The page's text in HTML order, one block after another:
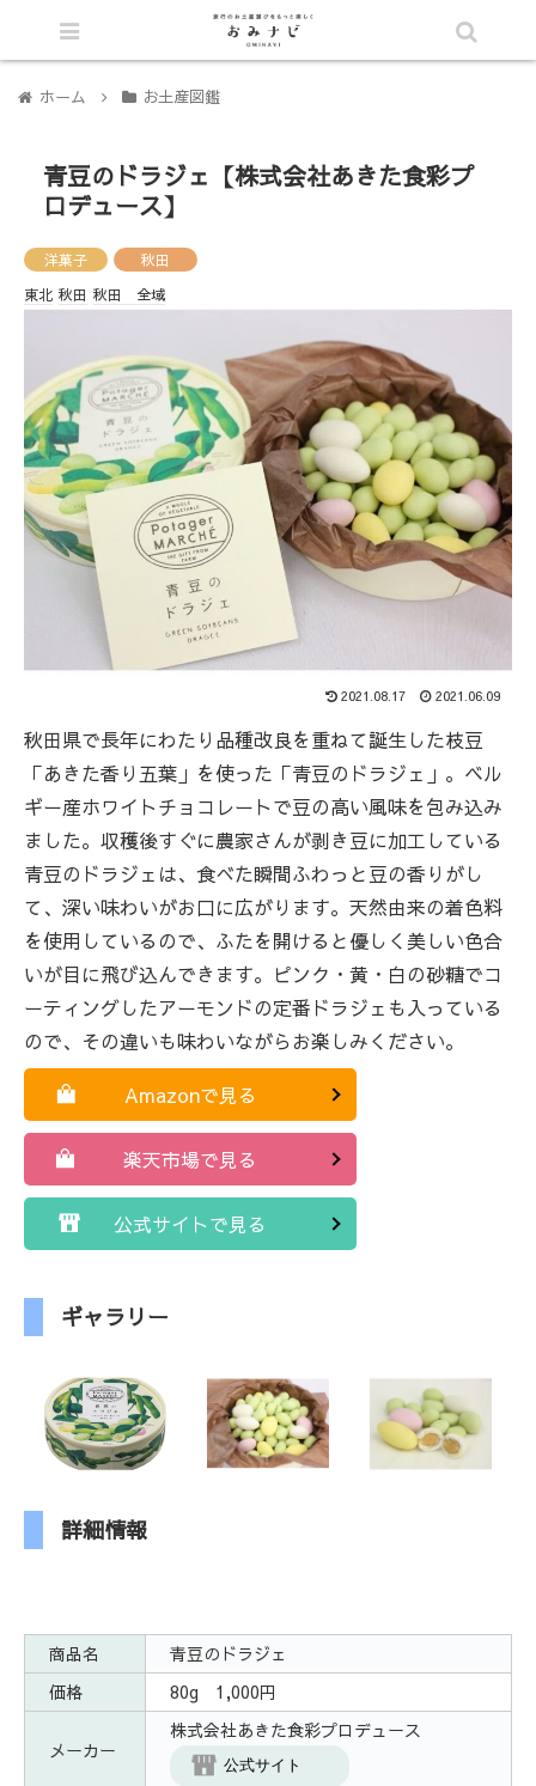
ホーム お土産図鑑
青豆のドラジェ【株式会社あきた食彩プ
ロデュース】
洋菓子
秋田
東北 秋田 秋田 全域
2021.08.17 2021.06.09
秋田県で長年にわたり品種改良を重ねて誕生した枝豆
「あきた香り五葉」を使った「青豆のドラジェ」。ベル
ギー産ホワイトチョコレートで豆の高い風味を包み込み
ました。収穫後すぐに農家さんが剥き豆に加工している
青豆のドラジェは、食べた瞬間ふわっと豆の香りがし
て、深い味わいがお口に広がります。天然由来の着色料
を使用しているので、ふたを開けると優しく美しい色合
いが目に飛び込んできます。ピンク・黄・白の砂糖でコ
ーティングしたアーモンドの定番ドラジェも入っている
ので、その違いも味わいながらお楽しみください。
Amazonで見る
楽天市場で見る
公式サイトで見る
ギャラリー
詳細情報
商品名
青豆のドラジェ
価格
80g 1,000円
メーカー
株式会社あきた食彩プロデュース
公式サイト
シェア